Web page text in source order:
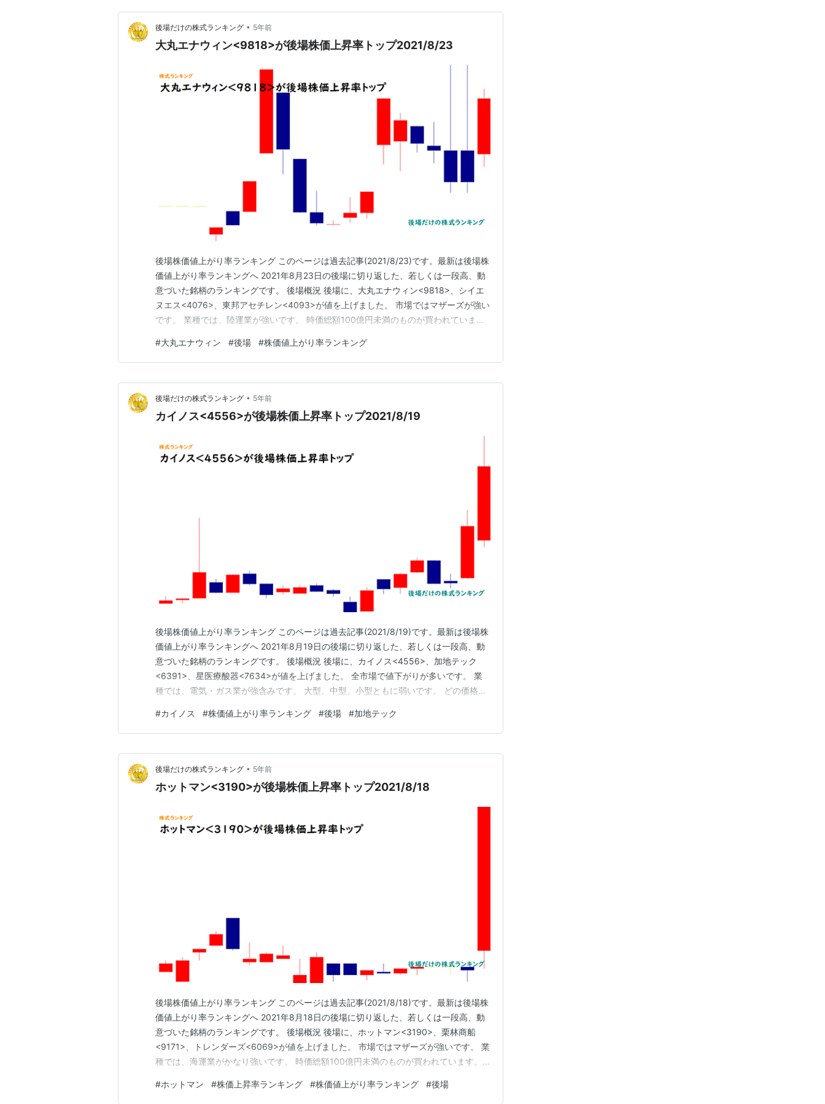
後場だけの株式ランキング • 5年前
大丸エナウィン<9818>が後場株価上昇率トップ2021/8/23
後場株価値上がり率ランキング このページは過去記事(2021/8/23)です。最新は後場株
価値上がり率ランキングへ 2021年8月23日の後場に切り返した、若しくは一段高、動
意づいた銘柄のランキングです。 後場概況 後場に、大丸エナウィン<9818>、シイエ
ヌエス<4076>、東邦アセチレン<4093>が値を上げました。 市場ではマザーズが強い
です。 業種では、陸運業が強いです。 時価総額100億円未満のものが買われていま
銘柄です。 日経平均株価は前日比+179.85円の27,193.10円で始まり終値は前日…
#大丸エナウィン #後場 #株価値上がり率ランキング
後場だけの株式ランキング • 5年前
カイノス<4556>が後場株価上昇率トップ2021/8/19
後場株価値上がり率ランキング このページは過去記事(2021/8/19)です。最新は後場株
価値上がり率ランキングへ 2021年8月19日の後場に切り返した、若しくは一段高、動
意づいた銘柄のランキングです。 後場概況 後場に、カイノス<4556>、加地テック
<6391>、星医療酸器<7634>が値を上げました。 全市場で値下がりが多いです。 業
種では、電気・ガス業が強含みです。 大型、中型、小型ともに弱いです。 どの価格帯
比-187.33円の27,398.58円で始まり終値は前日比-304.74円の27,281.1…
#カイノス #株価値上がり率ランキング #後場 #加地テック
後場だけの株式ランキング • 5年前
ホットマン<3190>が後場株価上昇率トップ2021/8/18
後場株価値上がり率ランキング このページは過去記事(2021/8/18)です。最新は後場株
価値上がり率ランキングへ 2021年8月18日の後場に切り返した、若しくは一段高、動
意づいた銘柄のランキングです。 後場概況 後場に、ホットマン<3190>、栗林商船
<9171>、トレンダーズ<6069>が値を上げました。 市場ではマザーズが強いです。 業
種では、海運業がかなり強いです。 時価総額100億円未満のものが買われています。
す。 日経平均株価は前日比-6.39円の27,418.08円で始まり終値は前日比+161.…
#ホットマン #株価上昇率ランキング #株価値上がり率ランキング #後場